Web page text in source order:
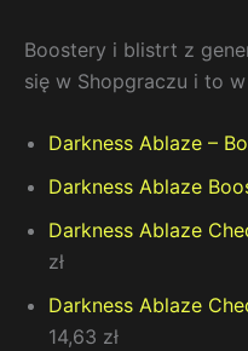
Boostery i blistrt z
się w Shopgraczu i to
Darkness Ablaze –
Darkness Ablaze
Darkness Ablaze
zł
Darkness Ablaze
14,63 zł